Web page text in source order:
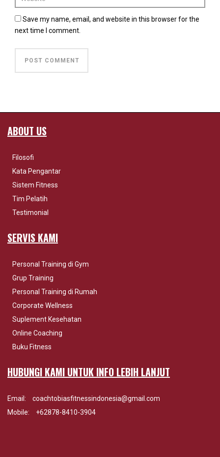
Save my name, email, and website in this browser for the
next time I comment.
ABOUT US
Filosofi
Kata Pengantar
Sistem Fitness
Tim Pelatih
Testimonial
SERVIS KAMI
Personal Training di Gym
Grup Training
Personal Training di Rumah
Corporate Wellness
Suplement Kesehatan
Online Coaching
Buku Fitness
HUBUNGI KAMI UNTUK INFO LEBIH LANJUT
Email:
coachtobiasfitnessindonesia@gmail.com
Mobile:
+62878-8410-3904